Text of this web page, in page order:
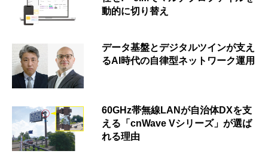
動的に切り替え
データ基盤とデジタルツインが支え
るAI時代の自律型ネットワーク運用
60GHz帯無線LANが自治体DXを支
える「cnWave Vシリーズ」が選ば
れる理由